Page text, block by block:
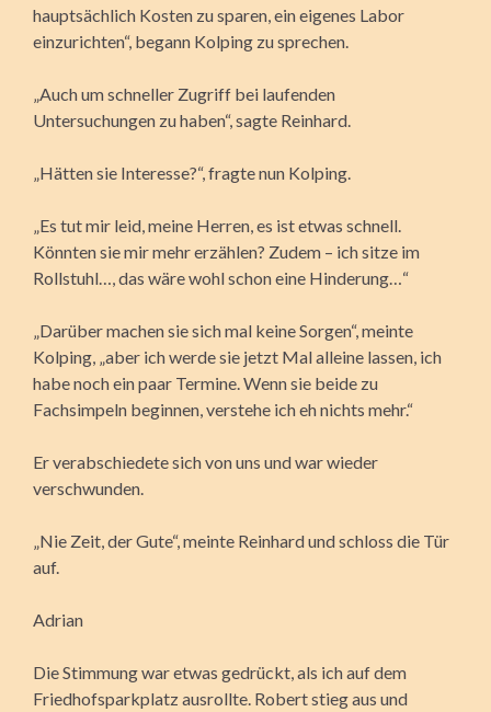
hauptsächlich Kosten zu sparen, ein eigenes Labor
einzurichten“, begann Kolping zu sprechen.
„Auch um schneller Zugriff bei laufenden
Untersuchungen zu haben“, sagte Reinhard.
„Hätten sie Interesse?“, fragte nun Kolping.
„Es tut mir leid, meine Herren, es ist etwas schnell.
Könnten sie mir mehr erzählen? Zudem – ich sitze im
Rollstuhl…, das wäre wohl schon eine Hinderung…“
„Darüber machen sie sich mal keine Sorgen“, meinte
Kolping, „aber ich werde sie jetzt Mal alleine lassen, ich
habe noch ein paar Termine. Wenn sie beide zu
Fachsimpeln beginnen, verstehe ich eh nichts mehr.“
Er verabschiedete sich von uns und war wieder
verschwunden.
„Nie Zeit, der Gute“, meinte Reinhard und schloss die Tür
auf.
Adrian
Die Stimmung war etwas gedrückt, als ich auf dem
Friedhofsparkplatz ausrollte. Robert stieg aus und